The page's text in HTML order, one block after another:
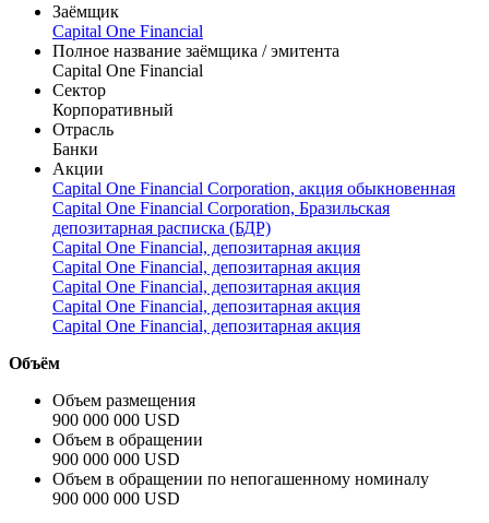
Заёмщик
Capital One Financial
Полное название заёмщика / эмитента
Capital One Financial
Сектор
Корпоративный
Отрасль
Банки
Акции
Capital One Financial Corporation, акция обыкновенная
Capital One Financial Corporation, Бразильская
депозитарная расписка (БДР)
Capital One Financial, депозитарная акция
Capital One Financial, депозитарная акция
Capital One Financial, депозитарная акция
Capital One Financial, депозитарная акция
Capital One Financial, депозитарная акция
Объём
Объем размещения
900 000 000 USD
Объем в обращении
900 000 000 USD
Объем в обращении по непогашенному номиналу
900 000 000 USD